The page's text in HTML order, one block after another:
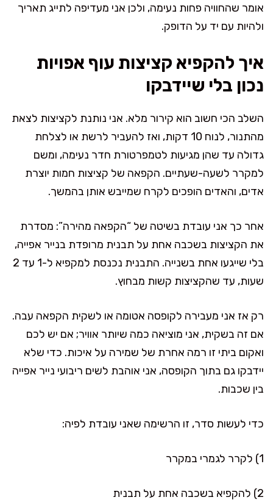
אומר שהחוויה פחות נעימה, ולכן אני מעדיפה לתייג תאריך
ולהיות עם יד על הדופק.
איך להקפיא קציצות עוף אפויות
נכון בלי שיידבקו
השלב הכי חשוב הוא קירור מלא. אני נותנת לקציצות לצאת
מהתנור, לנוח 10 דקות, ואז להעביר לרשת או לצלחת
גדולה עד שהן מגיעות לטמפרטורת חדר נעימה, ומשם
למקרר לשעה-שעתיים. הקפאה של קציצות חמות יוצרת
אדים, והאדים הופכים לקרח שמייבש אותן בהמשך.
אחר כך אני עובדת בשיטה של “הקפאה מהירה”: מסדרת
את הקציצות בשכבה אחת על תבנית מרופדת בנייר אפייה,
בלי שייגעו אחת בשנייה. התבנית נכנסת למקפיא ל-1 עד 2
שעות, עד שהקציצות קשות מבחוץ.
רק אז אני מעבירה לקופסה אטומה או לשקית הקפאה עבה.
אם זה בשקית, אני מוציאה כמה שיותר אוויר; אם יש לכם
ואקום ביתי זו רמה אחרת של שמירה על איכות. כדי שלא
יידבקו גם בתוך הקופסה, אני אוהבת לשים ריבועי נייר אפייה
בין שכבות.
כדי לעשות סדר, זו הרשימה שאני עובדת לפיה:
1) לקרר לגמרי במקרר
2) להקפיא בשכבה אחת על תבנית